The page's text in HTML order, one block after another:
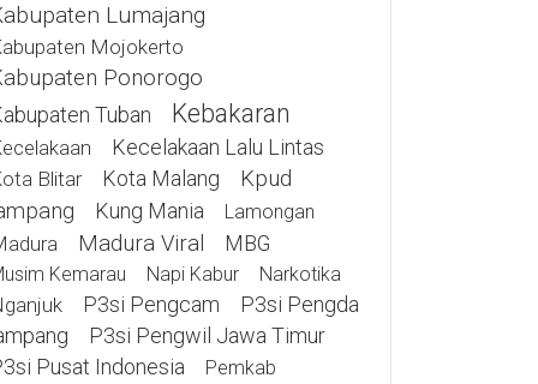
Lumajang
Mojokerto
Ponorogo
Tuban Kebakaran
Kecelakaan Lalu Lintas
Blitar Kota Malang
Kpud
Kung Mania Lamongan
Madura Viral MBG
Kemarau Napi Kabur Narkotika
P3si Pengcam
P3si Pengda
P3si Pengwil Jawa Timur
Pusat Indonesia
Pemkab